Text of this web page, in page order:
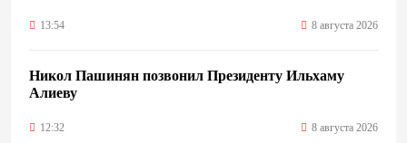
13:54 8 августа 2026
Никол Пашинян позвонил Президенту Ильхаму
Алиеву
12:32 8 августа 2026